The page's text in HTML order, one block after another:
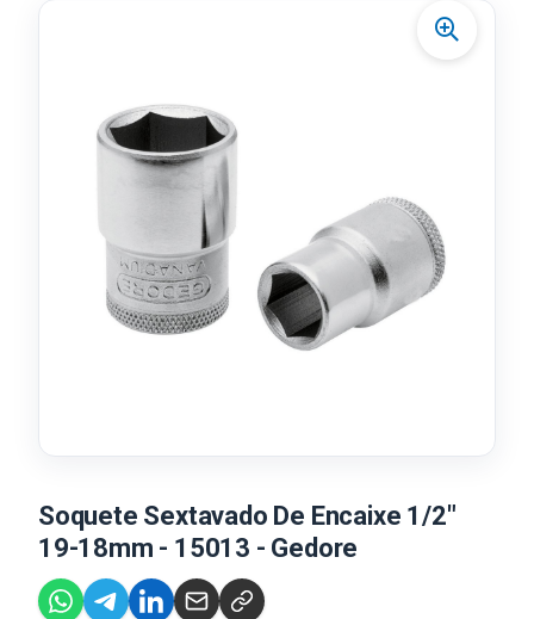
Soquete Sextavado De Encaixe 1/2"
19-18mm - 15013 - Gedore